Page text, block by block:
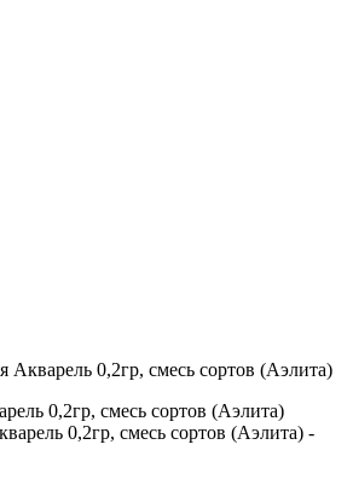
Акварель 0,2гр, смесь сортов (Аэлита)
0,2гр, смесь сортов (Аэлита)